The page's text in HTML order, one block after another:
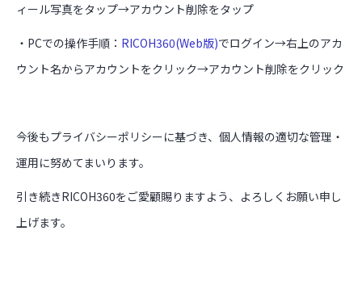
ィール写真をタップ→アカウント削除をタップ
・PCでの操作手順： RICOH360(Web版)でログイン→右上のアカ
ウント名からアカウントをクリック→アカウント削除をクリック
今後もプライバシーポリシーに基づき、個人情報の適切な管理・
運用に努めてまいります。
引き続きRICOH360をご愛顧賜りますよう、よろしくお願い申し
上げます。